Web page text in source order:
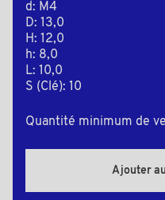
d: M4
D: 13,0
H: 12,0
h: 8,0
L: 10,0
S (Clé): 10
Quantité minimum de
Ajouter